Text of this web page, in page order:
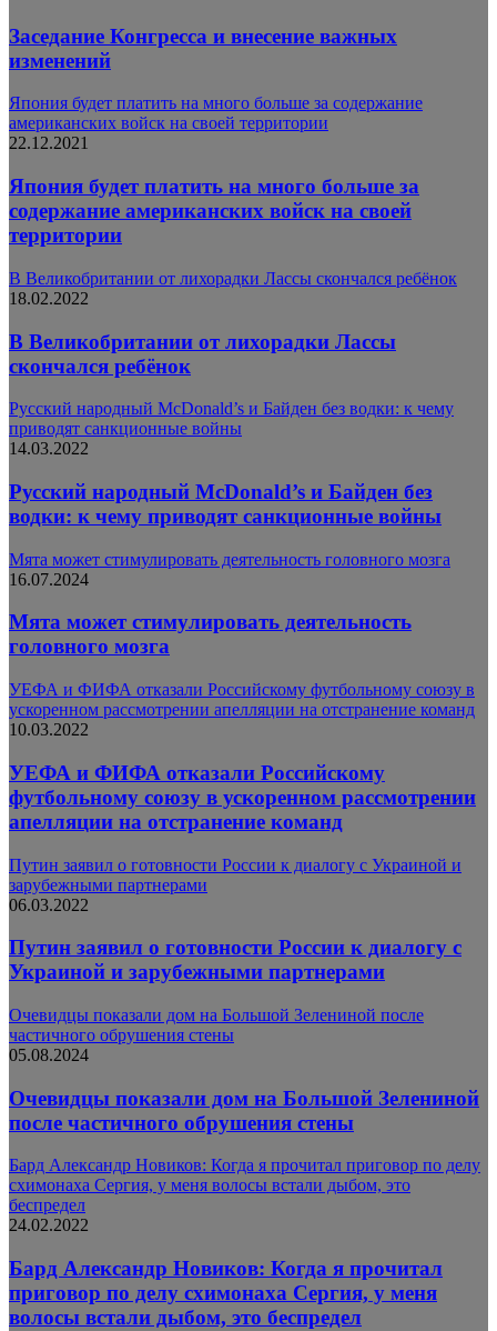
Заседание Конгресса и внесение важных
изменений
Япония будет платить на много больше за содержание
американских войск на своей территории
22.12.2021
Япония будет платить на много больше за
содержание американских войск на своей
территории
В Великобритании от лихорадки Лассы скончался ребёнок
18.02.2022
В Великобритании от лихорадки Лассы
скончался ребёнок
Русский народный McDonald’s и Байден без водки: к чему
приводят санкционные войны
14.03.2022
Русский народный McDonald’s и Байден без
водки: к чему приводят санкционные войны
Мята может стимулировать деятельность головного мозга
16.07.2024
Мята может стимулировать деятельность
головного мозга
УЕФА и ФИФА отказали Российскому футбольному союзу в
ускоренном рассмотрении апелляции на отстранение команд
10.03.2022
УЕФА и ФИФА отказали Российскому
футбольному союзу в ускоренном рассмотрении
апелляции на отстранение команд
Путин заявил о готовности России к диалогу с Украиной и
зарубежными партнерами
06.03.2022
Путин заявил о готовности России к диалогу с
Украиной и зарубежными партнерами
Очевидцы показали дом на Большой Зелениной после
частичного обрушения стены
05.08.2024
Очевидцы показали дом на Большой Зелениной
после частичного обрушения стены
Бард Александр Новиков: Когда я прочитал приговор по делу
схимонаха Сергия, у меня волосы встали дыбом, это
беспредел
24.02.2022
Бард Александр Новиков: Когда я прочитал
приговор по делу схимонаха Сергия, у меня
волосы встали дыбом, это беспредел